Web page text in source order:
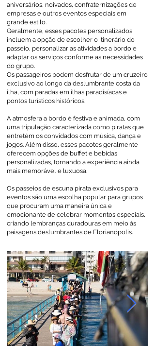
aniversários, noivados, confraternizações de
empresas e outros eventos especiais em
grande estilo.
Geralmente, esses pacotes personalizados
incluem a opção de escolher o itinerário do
passeio, personalizar as atividades a bordo e
adaptar os serviços conforme as necessidades
do grupo.
Os passageiros podem desfrutar de um cruzeiro
exclusivo ao longo da deslumbrante costa da
ilha, com paradas em ilhas paradisíacas e
pontos turísticos históricos.
A atmosfera a bordo é festiva e animada, com
uma tripulação caracterizada como piratas que
entretém os convidados com música, dança e
jogos. Além disso, esses pacotes geralmente
oferecem opções de buffet e bebidas
personalizadas, tornando a experiência ainda
mais memorável e luxuosa.
Os passeios de escuna pirata exclusivos para
eventos são uma escolha popular para grupos
que procuram uma maneira única e
emocionante de celebrar momentos especiais,
criando lembranças duradouras em meio às
paisagens deslumbrantes de Florianópolis.